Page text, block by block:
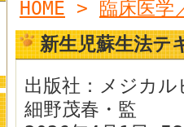
HOME > 臨床医学
新生児蘇生法
出版社：メジカル
細野茂春・監